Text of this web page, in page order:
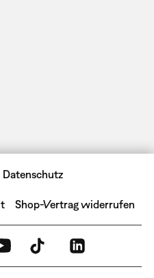
Datenschutz
Shop-Vertrag widerrufen